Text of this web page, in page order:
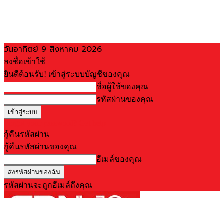
วันอาทิตย์ 9 สิงหาคม 2026
ลงชื่อเข้าใช้
ยินดีต้อนรับ! เข้าสู่ระบบบัญชีของคุณ
ชื่อผู้ใช้ของคุณ
รหัสผ่านของคุณ
กู้คืนรหัสผ่าน
กู้คืนรหัสผ่านของคุณ
อีเมล์ของคุณ
รหัสผ่านจะถูกอีเมล์ถึงคุณ